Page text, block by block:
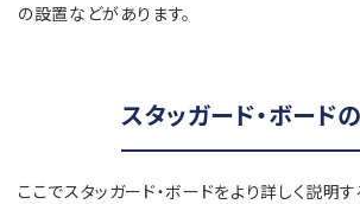
の設置などがあります。
スタッガード・ボード
ここでスタッガード・ボードをより詳しく説明